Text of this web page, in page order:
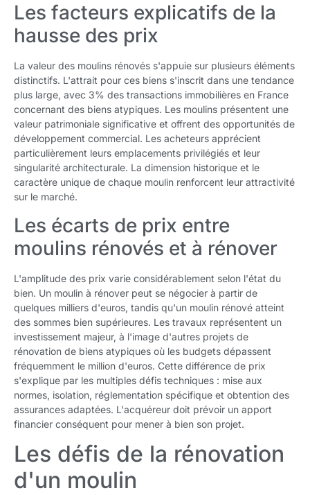
Les facteurs explicatifs de la
hausse des prix
La valeur des moulins rénovés s'appuie sur plusieurs éléments
distinctifs. L'attrait pour ces biens s'inscrit dans une tendance
plus large, avec 3% des transactions immobilières en France
concernant des biens atypiques. Les moulins présentent une
valeur patrimoniale significative et offrent des opportunités de
développement commercial. Les acheteurs apprécient
particulièrement leurs emplacements privilégiés et leur
singularité architecturale. La dimension historique et le
caractère unique de chaque moulin renforcent leur attractivité
sur le marché.
Les écarts de prix entre
moulins rénovés et à rénover
L'amplitude des prix varie considérablement selon l'état du
bien. Un moulin à rénover peut se négocier à partir de
quelques milliers d'euros, tandis qu'un moulin rénové atteint
des sommes bien supérieures. Les travaux représentent un
investissement majeur, à l'image d'autres projets de
rénovation de biens atypiques où les budgets dépassent
fréquemment le million d'euros. Cette différence de prix
s'explique par les multiples défis techniques : mise aux
normes, isolation, réglementation spécifique et obtention des
assurances adaptées. L'acquéreur doit prévoir un apport
financier conséquent pour mener à bien son projet.
Les défis de la rénovation
d'un moulin